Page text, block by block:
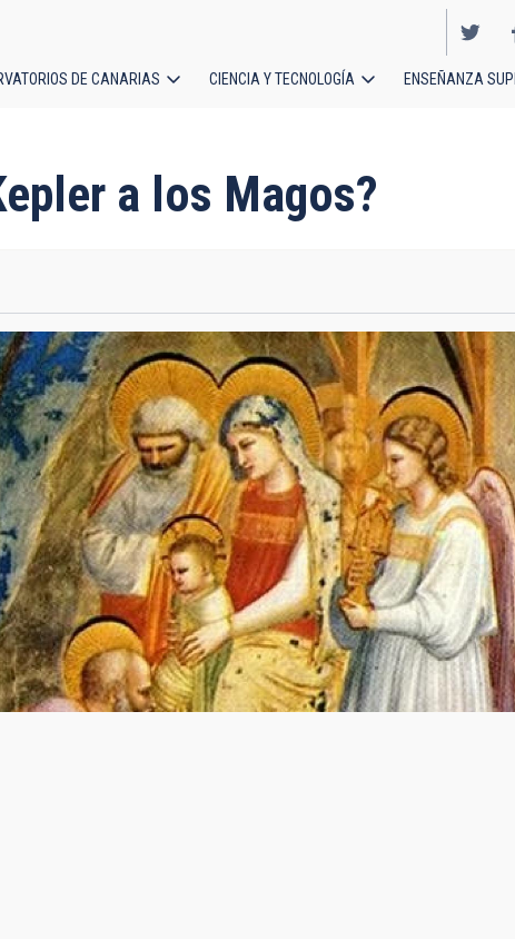
DE CANARIAS CIENCIA Y TECNOLOGÍA ENSEÑANZA
a los Magos?
año 1301. La estrella de Belén aparece representada como un